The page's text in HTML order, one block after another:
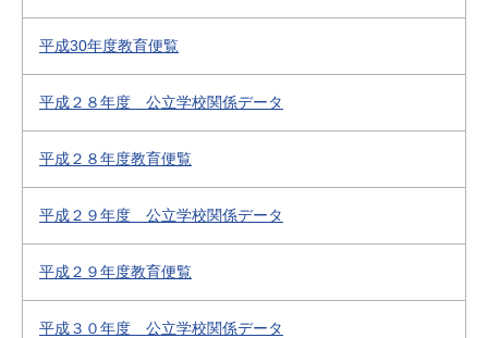
平成30年度教育便覧
平成２８年度 公立学校関係データ
平成２８年度教育便覧
平成２９年度 公立学校関係データ
平成２９年度教育便覧
平成３０年度 公立学校関係データ